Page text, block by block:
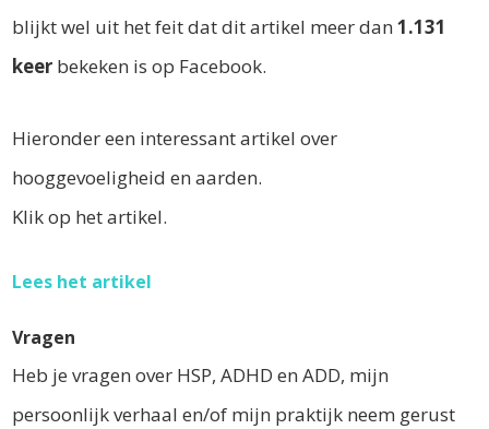
blijkt wel uit het feit dat dit artikel meer dan1.131
keer bekeken is op Facebook.
Hieronder een interessant artikel over
hooggevoeligheid en aarden.
Klik op het artikel.
Lees het artikel
Vragen
Heb je vragen over HSP, ADHD en ADD, mijn
persoonlijk verhaal en/of mijn praktijk neem gerust